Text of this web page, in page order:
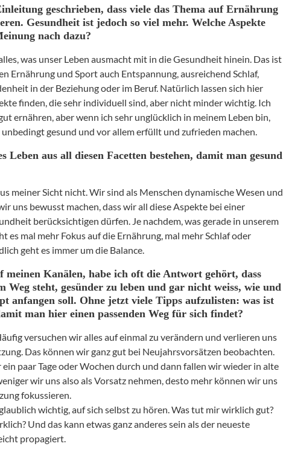
geschrieben, dass viele das Thema auf Ernährung
Gesundheit ist jedoch so viel mehr. Welche Aspekte
nach dazu?
was unser Leben ausmacht mit in die Gesundheit hinein. Das ist
Ernährung und Sport auch Entspannung, ausreichend Schlaf,
in der Beziehung oder im Beruf. Natürlich lassen sich hier
finden, die sehr individuell sind, aber nicht minder wichtig. Ich
ernähren, aber wenn ich sehr unglücklich in meinem Leben bin,
gesund und vor allem erfüllt und zufrieden machen.
Leben aus all diesen Facetten bestehen, damit man gesund
meiner Sicht nicht. Wir sind als Menschen dynamische Wesen und
uns bewusst machen, dass wir all diese Aspekte bei einer
berücksichtigen dürfen. Je nachdem, was gerade in unserem
es mal mehr Fokus auf die Ernährung, mal mehr Schlaf oder
geht es immer um die Balance.
meinen Kanälen, habe ich oft die Antwort gehört, dass
Weg steht, gesünder zu leben und gar nicht weiss, wie und
anfangen soll. Ohne jetzt viele Tipps aufzulisten: was ist
man hier einen passenden Weg für sich findet?
versuchen wir alles auf einmal zu verändern und verlieren uns
Das können wir ganz gut bei Neujahrsvorsätzen beobachten.
paar Tage oder Wochen durch und dann fallen wir wieder in alte
wir uns also als Vorsatz nehmen, desto mehr können wir uns
fokussieren.
wichtig, auf sich selbst zu hören. Was tut mir wirklich gut?
Und das kann etwas ganz anderes sein als der neueste
propagiert.